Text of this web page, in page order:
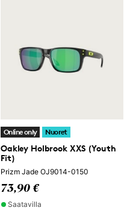
Online only Nuoret
Oakley Holbrook XXS (Youth
Fit)
Prizm Jade OJ9014-0150
73,90 €
Saatavilla